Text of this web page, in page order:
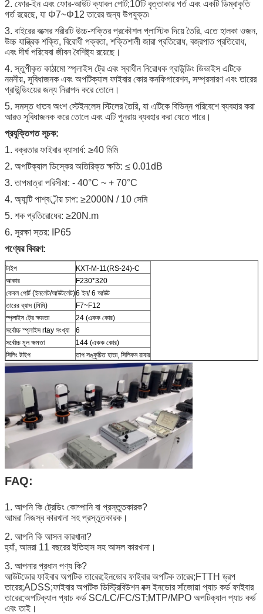
2. ফোর-ইন এবং ফোর-আউট ক্যাবল পোর্ট;10টি বৃত্তাকার গর্ত এবং একটি ডিম্বাকৃতি
গর্ত রয়েছে, যা Φ7~Φ12 তারের জন্য উপযুক্ত৷
3. বাইরের বক্সের শরীরটি উচ্চ-শক্তির প্রকৌশল প্লাস্টিক দিয়ে তৈরি, এতে হালকা ওজন,
উচ্চ যান্ত্রিক শক্তি, বিরোধী পক্বতা, শক্তিশালী জারা প্রতিরোধ, বজ্রপাত প্রতিরোধ,
এবং দীর্ঘ পরিষেবা জীবন বৈশিষ্ট্য রয়েছে।
4. স্তুপীকৃত কাঠামো স্প্লাইস ট্রে এবং স্বাধীন নিরোধক গ্রাউন্ডিং ডিভাইস এটিকে
নমনীয়, সুবিধাজনক এবং অপটিক্যাল ফাইবার কোর কনফিগারেশন, সম্প্রসারণ এবং তারের
গ্রাউন্ডিংয়ের জন্য নিরাপদ করে তোলে।
5. সমস্ত ধাতব অংশ স্টেইনলেস স্টিলের তৈরি, যা এটিকে বিভিন্ন পরিবেশে ব্যবহার করা
আরও সুবিধাজনক করে তোলে এবং এটি পুনরায় ব্যবহার করা যেতে পারে।
প্রযুক্তিগত সূচক:
1. বক্রতার ফাইবার ব্যাসার্ধ: ≥40 মিমি
2. অপটিক্যাল ডিস্কের অতিরিক্ত ক্ষতি: ≤ 0.01dB
3. তাপমাত্রা পরিসীমা: - 40°C ~ + 70°C
4. অ্যান্টি পাশ্বর্ীয় চাপ: ≥2000N / 10 সেমি
5. শক প্রতিরোধের: ≥20N.m
6. সুরক্ষা স্তর: IP65
পণ্যের বিবরণ:
টাইপ
KXT-M-11(RS-24)-C
আকার
F230*320
কেবল পোর্ট (ইনলেট/আউটলেট)6 ইন/ 6 আউট
তারের ব্যাস (মিমি)
F7~F12
স্প্লাইস ট্রে ক্ষমতা
24 (একক কোর)
সর্বোচ্চ স্প্লাইস rtay সংখ্যা
6
সর্বোচ্চ মূল ক্ষমতা
144 (একক কোর)
সিলিং টাইপ
তাপ সঙ্কুচিত হাতা, সিলিকন রাবার
FAQ:
1. আপনি কি ট্রেডিং কোম্পানি বা প্রস্তুতকারক?
আমরা নিজস্ব কারখানা সহ প্রস্তুতকারক।
2. আপনি কি আসল কারখানা?
হ্যাঁ, আমরা 11 বছরের ইতিহাস সহ আসল কারখানা।
3. আপনার প্রধান পণ্য কি?
আউটডোর ফাইবার অপটিক তারের;ইনডোর ফাইবার অপটিক তারের;FTTH ড্রপ
তারের;ADSS;ফাইবার অপটিক ডিস্ট্রিবিউশন বক্স ইনডোর সাঁজোয়া প্যাচ কর্ড ফাইবার
তারের;অপটিক্যাল প্যাচ কর্ড SC/LC/FC/ST;MTP/MPO অপটিক্যাল প্যাচ কর্ড
এবং তাই।